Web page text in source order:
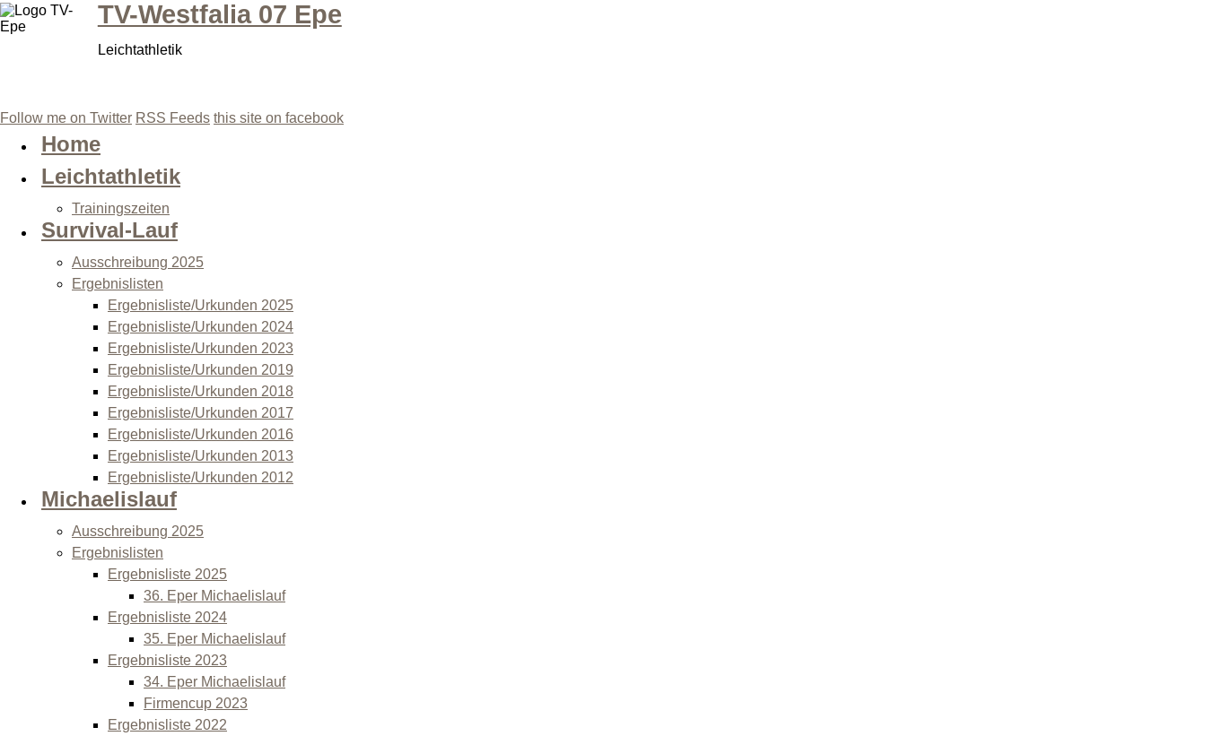
TV-Westfalia 07 Epe
Leichtathletik
Follow me on Twitter RSS Feeds this site on facebook
Home
Leichtathletik
Trainingszeiten
Survival-Lauf
Ausschreibung 2025
Ergebnislisten
Ergebnisliste/Urkunden 2025
Ergebnisliste/Urkunden 2024
Ergebnisliste/Urkunden 2023
Ergebnisliste/Urkunden 2019
Ergebnisliste/Urkunden 2018
Ergebnisliste/Urkunden 2017
Ergebnisliste/Urkunden 2016
Ergebnisliste/Urkunden 2013
Ergebnisliste/Urkunden 2012
Michaelislauf
Ausschreibung 2025
Ergebnislisten
Ergebnisliste 2025
36. Eper Michaelislauf
Ergebnisliste 2024
35. Eper Michaelislauf
Ergebnisliste 2023
34. Eper Michaelislauf
Firmencup 2023
Ergebnisliste 2022